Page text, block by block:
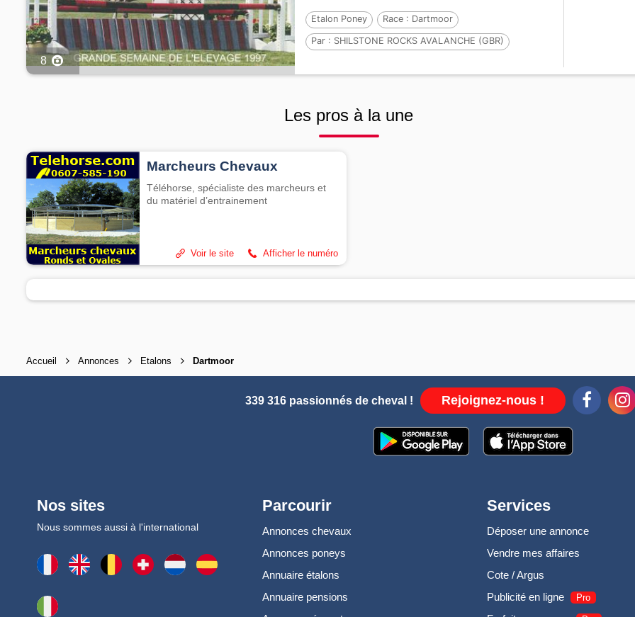
8
Etalon Poney Race : Dartmoor
Par : SHILSTONE ROCKS AVALANCHE (GBR)
Les pros à la une
Marcheurs Chevaux
Téléhorse, spécialiste des marcheurs et
du matériel d’entrainement
Afficher le numéro
Voir le site
Accueil Annonces Etalons Dartmoor
339 316 passionnés de cheval ! Rejoignez-nous !
Nos sites
Nous sommes aussi à l'international
Parcourir
Annonces chevaux
Annonces poneys
Annuaire étalons
Annuaire pensions
Services
Déposer une annonce
Vendre mes affaires
Cote / Argus
Publicité en ligne
Pro